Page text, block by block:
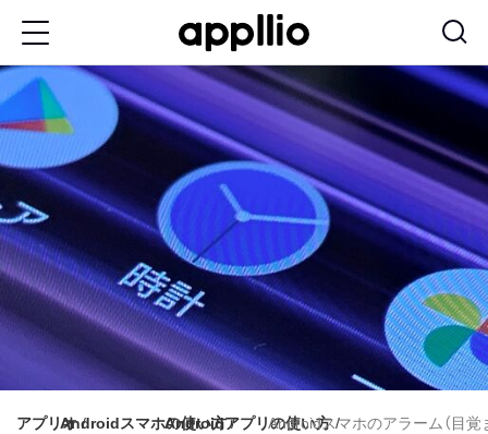
コ
ン
ツ
移
アプリオAndroidスマホの使い方Androidアプリの使い方Androidスマホのアラーム（目